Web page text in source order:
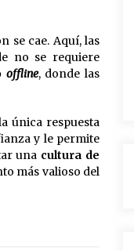
se cae. Aquí, las
no se requiere
offline, donde las
única respuesta
y le permite
una cultura de
más valioso del